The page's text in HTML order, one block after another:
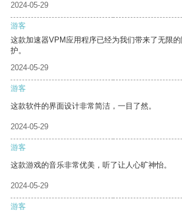
2024-05-29
游客
这款加速器VPM应用程序已经为我们带来了无限
护。
2024-05-29
游客
这款软件的界面设计非常简洁，一目了然。
2024-05-29
游客
这款游戏的音乐非常优美，听了让人心旷神怡。
2024-05-29
游客